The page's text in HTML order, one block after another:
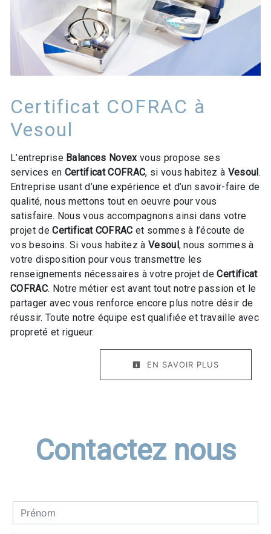
Certificat COFRAC à
Vesoul
L’entreprise Balances Novexvous propose ses
services en Certificat COFRAC, si vous habitez à Vesoul.
Entreprise usant d’une expérience et d’un savoir-faire de
qualité, nous mettons tout en oeuvre pour vous
satisfaire. Nous vous accompagnons ainsi dans votre
projet deCertificat COFRAC et sommes à l’écoute de
vos besoins. Si vous habitez à Vesoul, nous sommes à
votre disposition pour vous transmettre les
renseignements nécessaires à votre projet deCertificat
COFRAC. Notre métier est avant tout notre passion et le
partager avec vous renforce encore plus notre désir de
réussir. Toute notre équipe est qualifiée et travaille avec
propreté et rigueur.
EN SAVOIR PLUS
Contactez nous